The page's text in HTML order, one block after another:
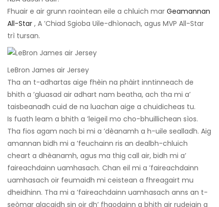
Fhuair e air grunn raointean eile a chluich mar Geamannan
All-Star , A ’Chiad Sgioba Uile-dhìonach, agus MVP All-Star
trì tursan.
LeBron James air Jersey
Tha an t-adhartas aige fhèin na phàirt inntinneach de
bhith a ’gluasad air adhart nam beatha, ach tha mi a’
taisbeanadh cuid de na luachan aige a chuidicheas tu.
Is fuath leam a bhith a ’leigeil mo cho-bhuillichean sìos.
Tha fios agam nach bi mi a ’dèanamh a h-uile sealladh. Aig
amannan bidh mi a ’feuchainn ris an dealbh-chluich
cheart a dhèanamh, agus ma thig call air, bidh mi a’
faireachdainn uamhasach. Chan eil mi a ’faireachdainn
uamhasach oir feumaidh mi ceistean a fhreagairt mu
dheidhinn. Tha mi a ’faireachdainn uamhasach anns an t-
seòmar glacaidh sin oir dh’ fhaodainn a bhith air rudeigin a